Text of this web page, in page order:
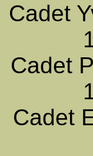
Cadet
Cadet
Cadet